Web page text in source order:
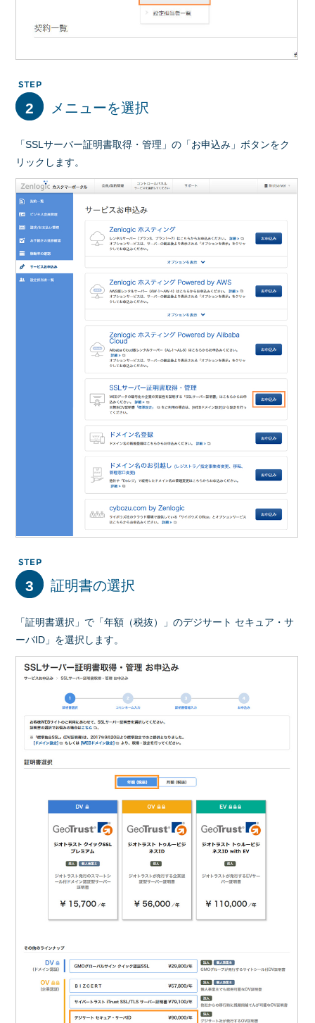
2 メニューを選択
「SSLサーバー証明書取得・管理」の「お申込み」ボタンをク
リックします。
3 証明書の選択
「証明書選択」で「年額（税抜）」のデジサート セキュア・サ
ーバID」を選択します。